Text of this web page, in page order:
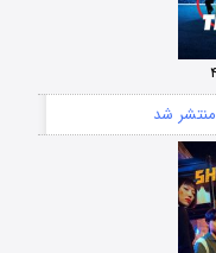
منتشر شد